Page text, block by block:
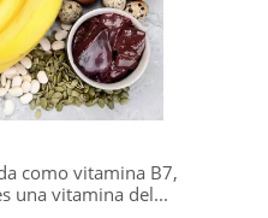
como vitamina B7,
una vitamina del...